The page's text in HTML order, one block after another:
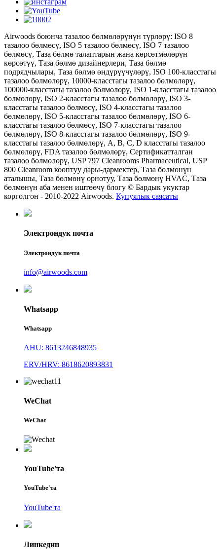
Airwoods боюнча тазалоо бөлмөлөрүнүн түрлөрү: ISO 8
тазалоо бөлмөсү, ISO 5 тазалоо бөлмөсү, ISO 7 тазалоо
бөлмөсү, Таза бөлмө талаптарын жана көрсөтмөлөрүн
көрсөтүү, Таза бөлмө дизайнерлери, Таза бөлмө
подрядчылары, Таза бөлмө өндүрүүчүлөрү, ISO 100-класстагы
тазалоо бөлмөлөрү, 10000-класстагы тазалоо бөлмөлөрү,
100000-класстагы тазалоо бөлмөлөрү, ISO 1-класстагы тазалоо
бөлмөлөрү, ISO 2-класстагы тазалоо бөлмөлөрү, ISO 3-
класстагы тазалоо бөлмөсү, ISO 4-класстагы тазалоо
бөлмөлөрү, ISO 5-класстагы тазалоо бөлмөлөрү, ISO 6-
класстагы тазалоо бөлмөсү, ISO 7-класстагы тазалоо
бөлмөлөрү, ISO 8-класстагы тазалоо бөлмөлөрү, ISO 9-
класстагы тазалоо бөлмөлөрү, A, B, C, D класстагы тазалоо
бөлмөлөрү, FDA тазалоо бөлмөлөрү, Сертификатталган
тазалоо бөлмөлөрү, USP 797 Cleanrooms Pharmaceutical, USP
800 Cleanroom кооптуу дары-дармектер, Таза бөлмөнүн
аталышы, Таза бөлмөнү орнотуу, Таза бөлмөнү HVAC, Таза
бөлмөнүн аба менен иштөөчү блогу © Бардык укуктар
корголгон - 2010-2022 Airwoods. Купуялык саясаты
Электрондук почта
Электрондук почта
info@airwoods.com
Whatsapp
Whatsapp
AHU: 8613246848935
ERV/HRV: 8618620893831
WeChat
WeChat
YouTube'та
YouTube'та
YouTube'та
Линкедин